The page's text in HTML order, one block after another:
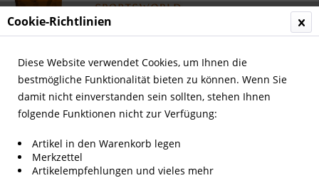
Menü
Übersicht Deutsche Nationalspieler
Cookie-Richtlinien
Diese Website verwendet Cookies, um Ihnen die
bestmögliche Funktionalität bieten zu können. Wenn Sie
damit nicht einverstanden sein sollten, stehen Ihnen
folgende Funktionen nicht zur Verfügung:
Artikel in den Warenkorb legen
Merkzettel
Artikelempfehlungen und vieles mehr